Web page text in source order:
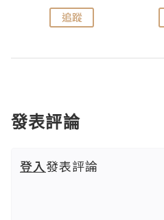
追蹤
發表評論
登入發表評論